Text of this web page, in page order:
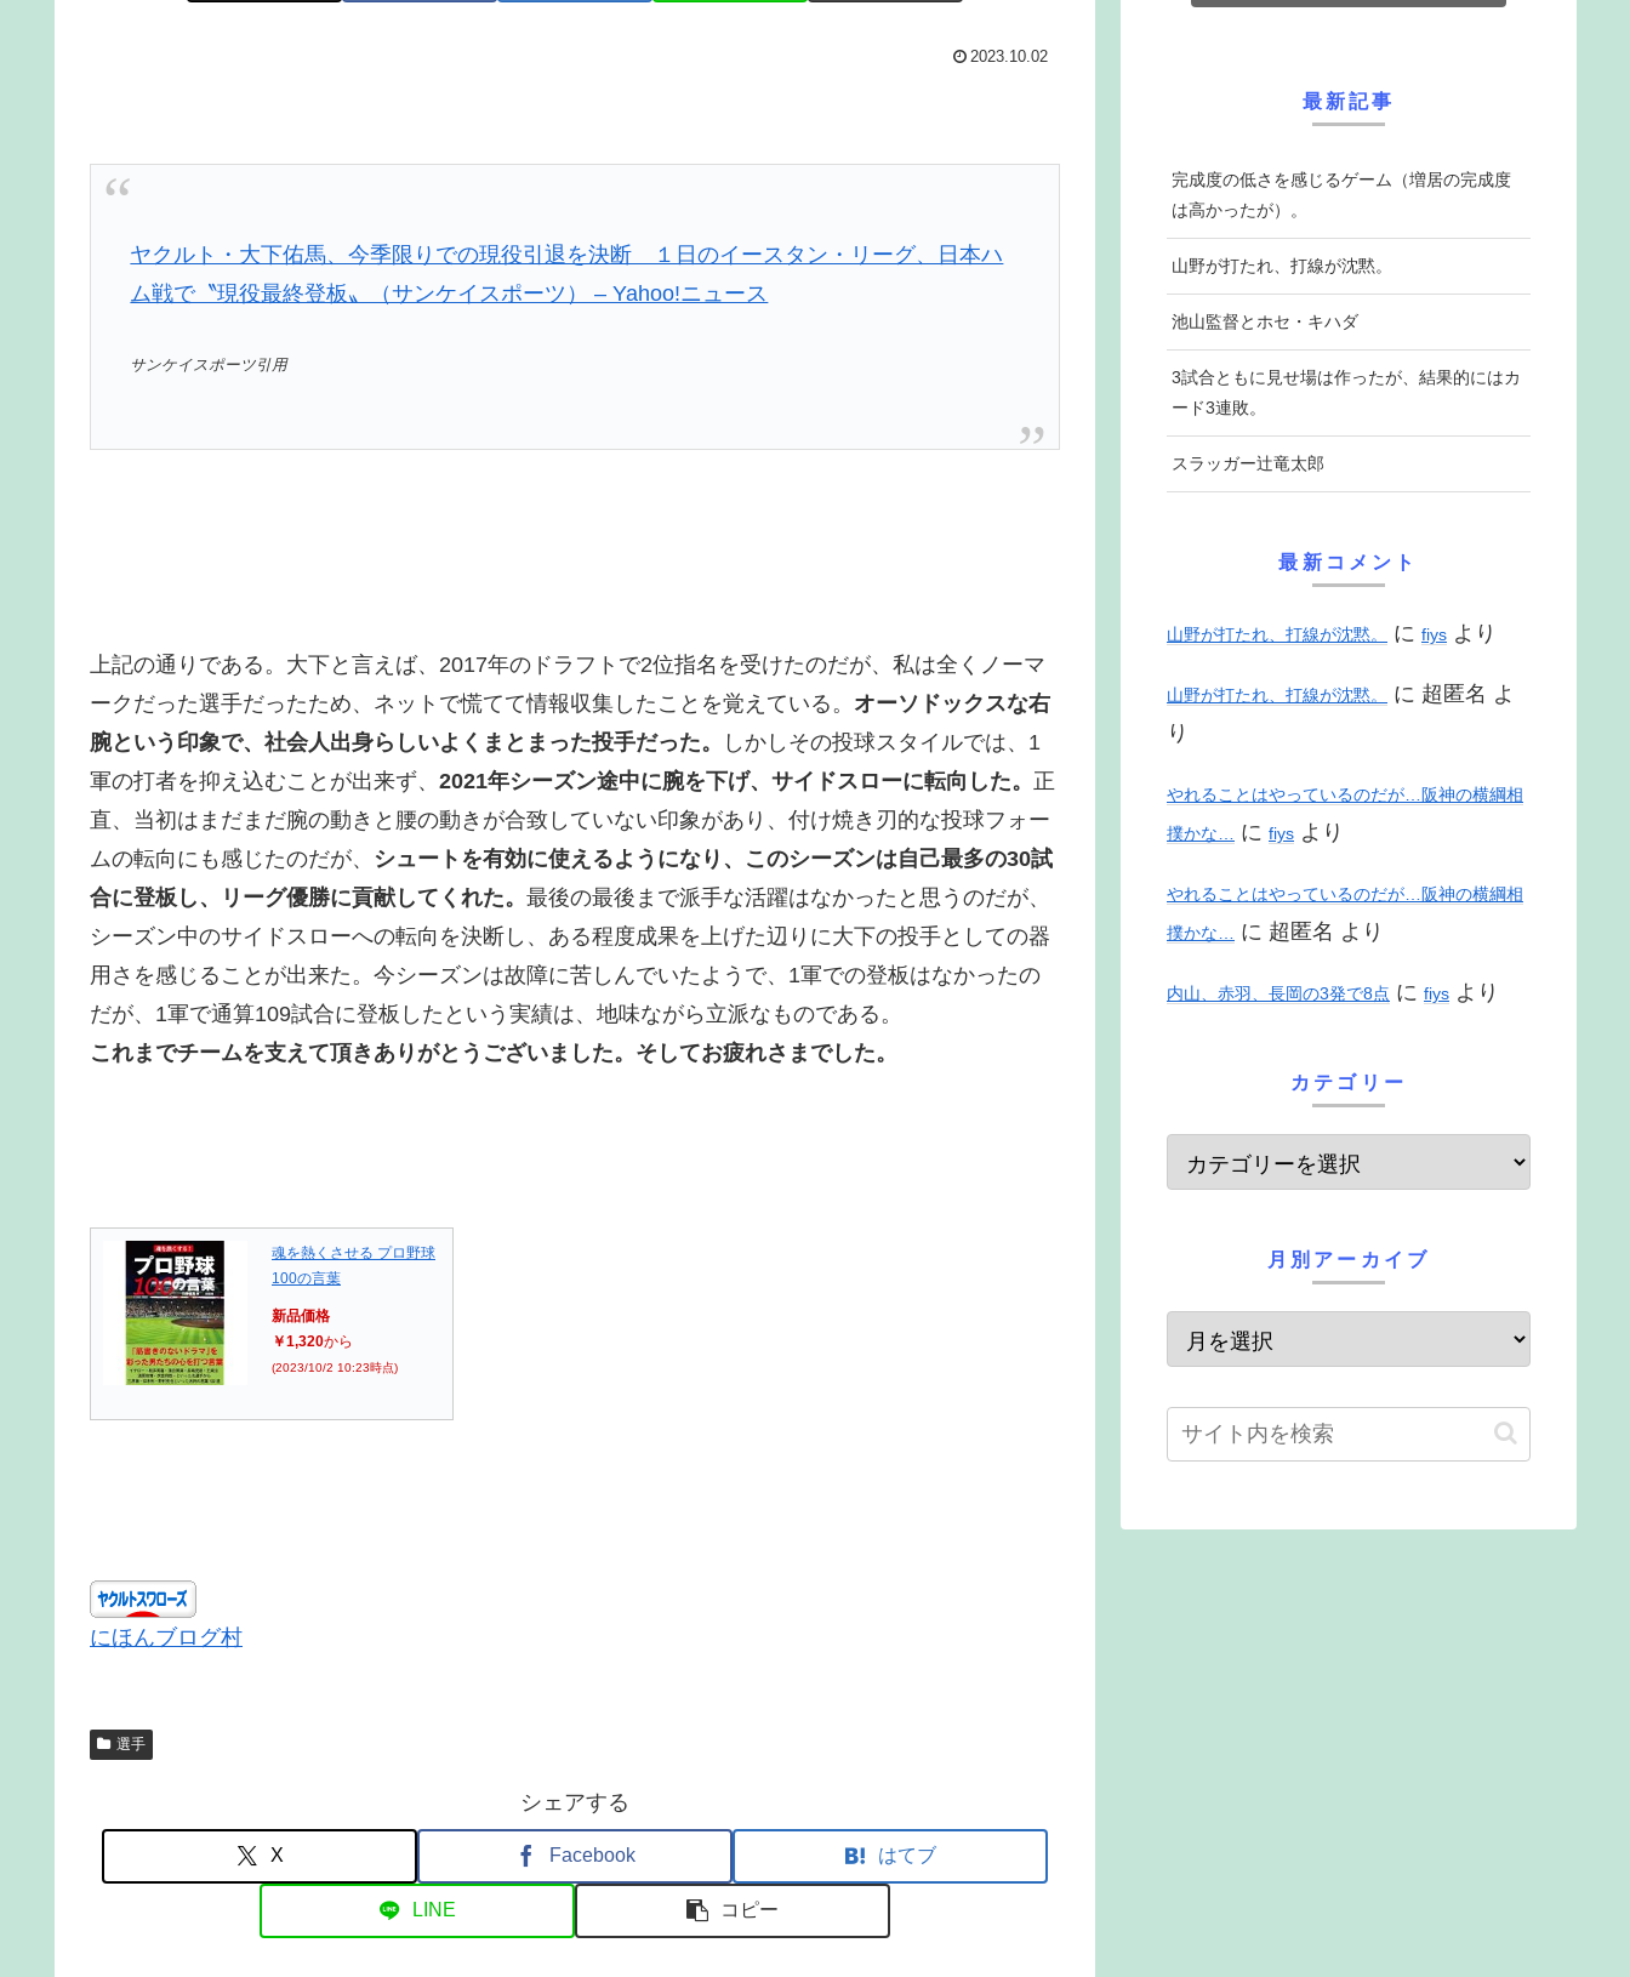
2023.10.02
ヤクルト・大下佑馬、今季限りでの現役引退を決断 １日のイースタン・リーグ、日本ハ
ム戦で〝現役最終登板〟（サンケイスポーツ） – Yahoo!ニュース
サンケイスポーツ引用
上記の通りである。大下と言えば、2017年のドラフトで2位指名を受けたのだが、私は全くノーマ
ークだった選手だったため、ネットで慌てて情報収集したことを覚えている。 オーソドックスな右
腕という印象で、社会人出身らしいよくまとまった投手だった。
しかしその投球スタイルでは、1
軍の打者を抑え込むことが出来ず、 2021年シーズン途中に腕を下げ、サイドスローに転向した。 正
直、当初はまだまだ腕の動きと腰の動きが合致していない印象があり、付け焼き刃的な投球フォー
ムの転向にも感じたのだが、 シュートを有効に使えるようになり、このシーズンは自己最多の30試
合に登板し、リーグ優勝に貢献してくれた。 最後の最後まで派手な活躍はなかったと思うのだが、
シーズン中のサイドスローへの転向を決断し、ある程度成果を上げた辺りに大下の投手としての器
用さを感じることが出来た。今シーズンは故障に苦しんでいたようで、1軍での登板はなかったの
だが、1軍で通算109試合に登板したという実績は、地味ながら立派なものである。
これまでチームを支えて頂きありがとうございました。そしてお疲れさまでした。
魂を熱くさせる プロ野球
100の言葉
新品価格
￥1,320から
(2023/10/2 10:23時点)
にほんブログ村
選手
シェアする
X Facebook はてブ
LINE コピー
最新記事
完成度の低さを感じるゲーム（増居の完成度
は高かったが）。
山野が打たれ、打線が沈黙。
池山監督とホセ・キハダ
3試合ともに見せ場は作ったが、結果的にはカ
ード3連敗。
スラッガー辻竜太郎
最新コメント
山野が打たれ、打線が沈黙。 に fiys より
山野が打たれ、打線が沈黙。 に 超匿名 よ
り
やれることはやっているのだが…阪神の横綱相
撲かな… に fiys より
やれることはやっているのだが…阪神の横綱相
撲かな… に 超匿名 より
内山、赤羽、長岡の3発で8点 に fiys より
カテゴリー
月別アーカイブ